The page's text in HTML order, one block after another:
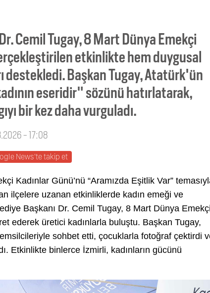
Cemil Tugay, 8 Mart Dünya Emekçi
etkinlikte hem duygusal
destekledi. Başkan Tugay, Atatürk'ün
eseridir" sözünü hatırlatarak,
bir kez daha vurguladı.
- 17:08
News'te takip et
Kadınlar Günü’nü “Aramızda Eşitlik Var”
ilçelere uzanan etkinliklerde kadın emeği ve
Başkanı Dr. Cemil Tugay, 8 Mart Dünya
ederek üretici kadınlarla buluştu. Başkan Tugay,
sohbet etti, çocuklarla fotoğraf çektirdi
Etkinlikte binlerce İzmirli, kadınların gücünü